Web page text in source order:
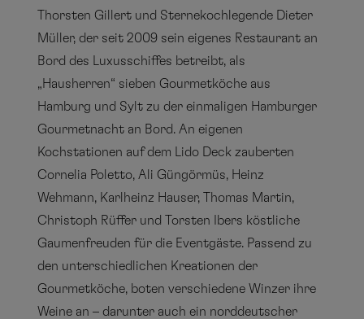
Thorsten Gillert und Sternekochlegende Dieter
Müller, der seit 2009 sein eigenes Restaurant an
Bord des Luxusschiffes betreibt, als
„Hausherren“ sieben Gourmetköche aus
Hamburg und Sylt zu der einmaligen Hamburger
Gourmetnacht an Bord. An eigenen
Kochstationen auf dem Lido Deck zauberten
Cornelia Poletto, Ali Güngörmüs, Heinz
Wehmann, Karlheinz Hauser, Thomas Martin,
Christoph Rüffer und Torsten Ibers köstliche
Gaumenfreuden für die Eventgäste. Passend zu
den unterschiedlichen Kreationen der
Gourmetköche, boten verschiedene Winzer ihre
Weine an – darunter auch ein norddeutscher